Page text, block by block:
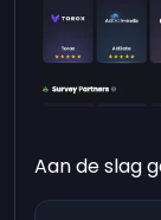
Aan de slag